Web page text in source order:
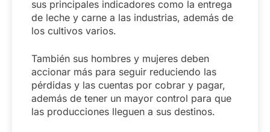
sus principales indicadores como la entrega
de leche y carne a las industrias, además de
los cultivos varios.
También sus hombres y mujeres deben
accionar más para seguir reduciendo las
pérdidas y las cuentas por cobrar y pagar,
además de tener un mayor control para que
las producciones lleguen a sus destinos.